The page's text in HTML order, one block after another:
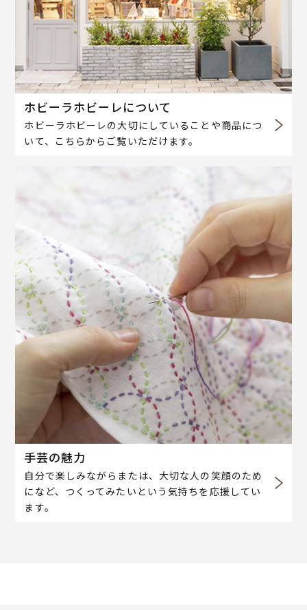
ホビーラホビーレについて
ホビーラホビーレの大切にしていることや商品につ
いて、こちらからご覧いただけます。
手芸の魅力
自分で楽しみながらまたは、大切な人の笑顔のため
になど、つくってみたいという気持ちを応援してい
ます。